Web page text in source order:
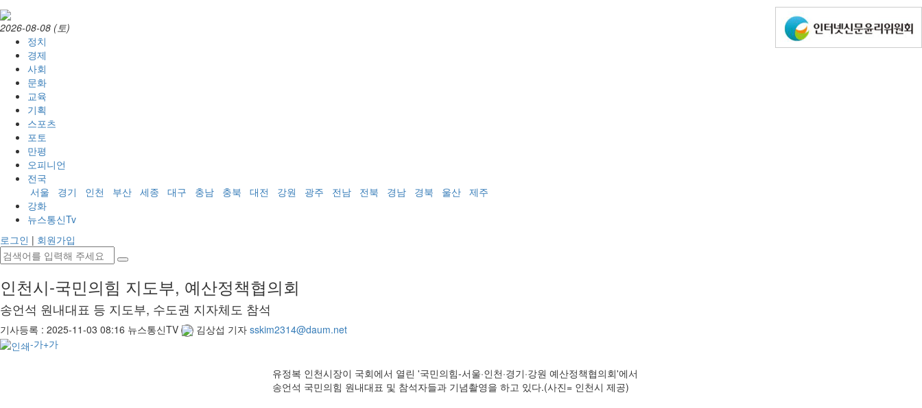
2026-08-08 (토)
정치
경제
사회
문화
교육
기획
스포츠
포토
만평
오피니언
전국
서울
경기 인천 부산 세종 대구 충남 충북 대전 강원 광주 전남 전북 경남 경북 울산 제주
강화
뉴스통신Tv
로그인 | 회원가입
인천시-국민의힘 지도부, 예산정책협의회
송언석 원내대표 등 지도부, 수도권 지자체도 참석
기사등록 : 2025-11-03 08:16 뉴스통신TV 김상섭 기자 sskim2314@daum.net
-가+가
유정복 인천시장이 국회에서 열린 '국민의힘-서울·인천·경기·강원 예산정책협의회'에서
송언석 국민의힘 원내대표 및 참석자들과 기념촬영을 하고 있다.(사진= 인천시 제공)